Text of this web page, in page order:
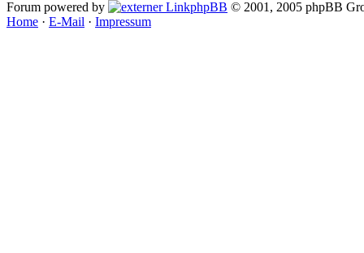
Forum powered by phpBB © 2001, 2005 phpBB
Home · E-Mail · Impressum